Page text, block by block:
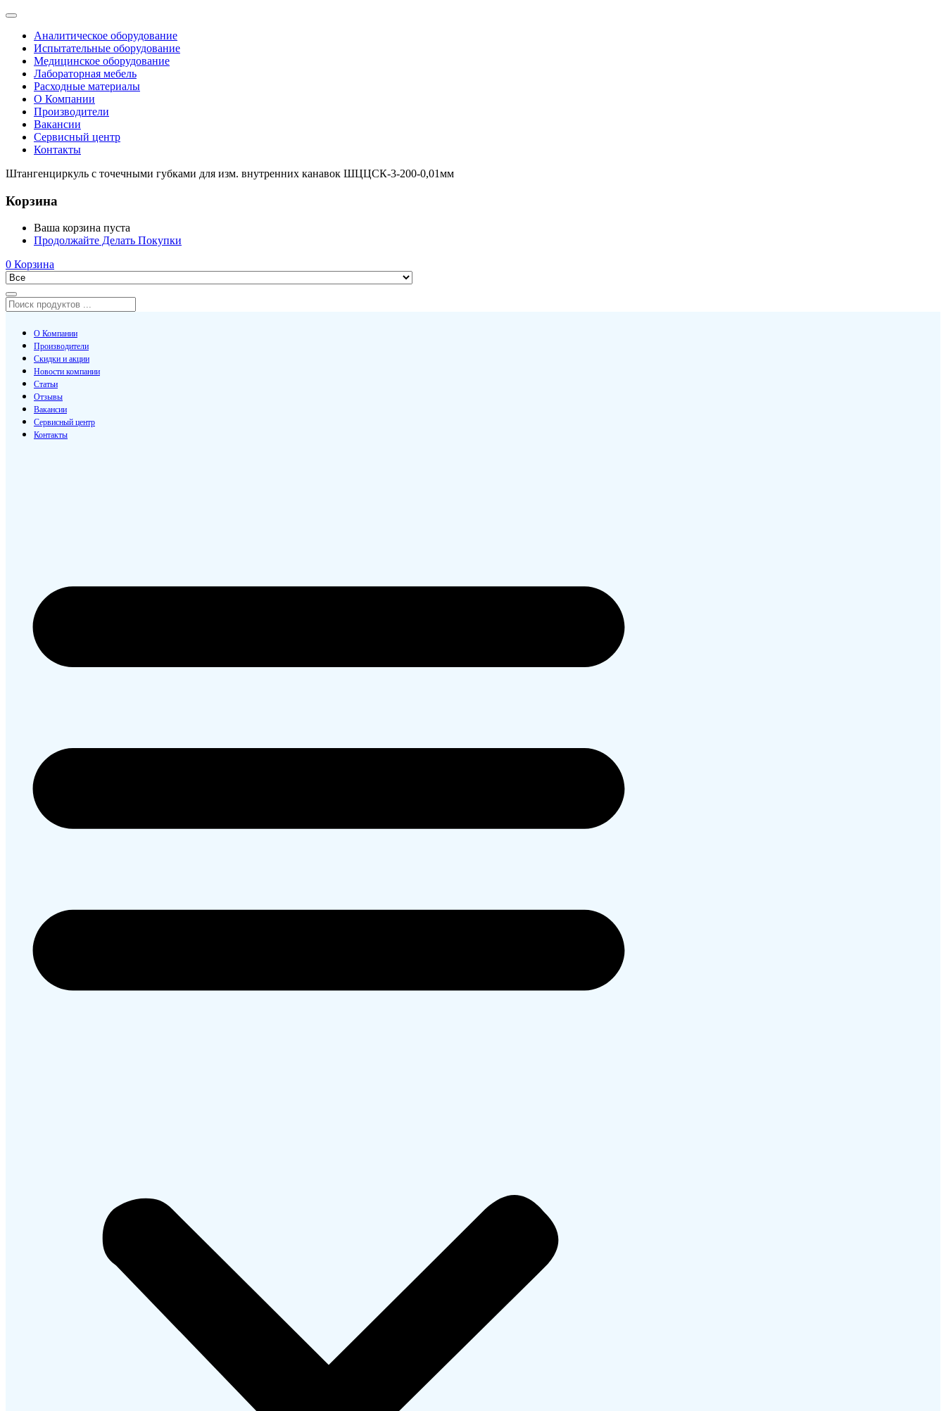
Аналитическое оборудование
Испытательные оборудование
Медицинское оборудование
Лабораторная мебель
Расходные материалы
О Компании
Производители
Вакансии
Сервисный центр
Контакты
Штангенциркуль с точечными губками для изм. внутренних канавок ШЦЦСК-3-200-0,01мм
Корзина
Ваша корзина пуста
Продолжайте Делать Покупки
0 Корзина
О Компании
Производители
Скидки и акции
Новости компании
Статьи
Отзывы
Вакансии
Сервисный центр
Контакты